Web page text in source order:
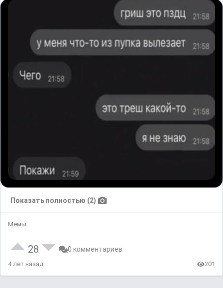
Показать полностью (2)
Мемы
28 0 комментариев
4 лет назад 201